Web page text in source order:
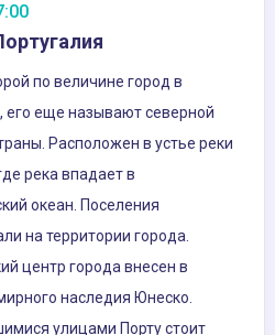
по величине город в
его еще называют северной
Расположен в устье реки
река впадает в
океан. Поселения
на территории города.
центр города внесен в
наследия Юнеско.
улицами Порту стоит